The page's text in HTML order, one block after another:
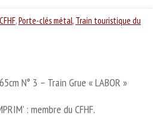
,Porte-clés métal, Train touristique du
N° 3 – Train Grue « LABOR »
: membre du CFHF.